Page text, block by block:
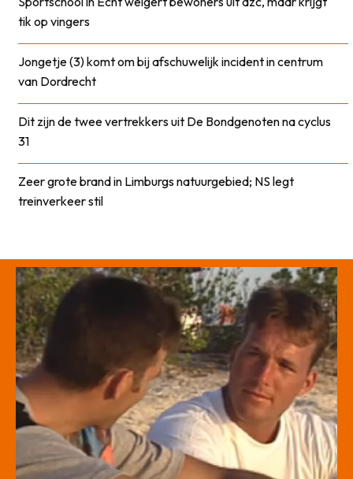
tik op vingers
Jongetje (3) komt om bij afschuwelijk incident in centrum
van Dordrecht
Dit zijn de twee vertrekkers uit De Bondgenoten na cyclus
31
Zeer grote brand in Limburgs natuurgebied; NS legt
treinverkeer stil